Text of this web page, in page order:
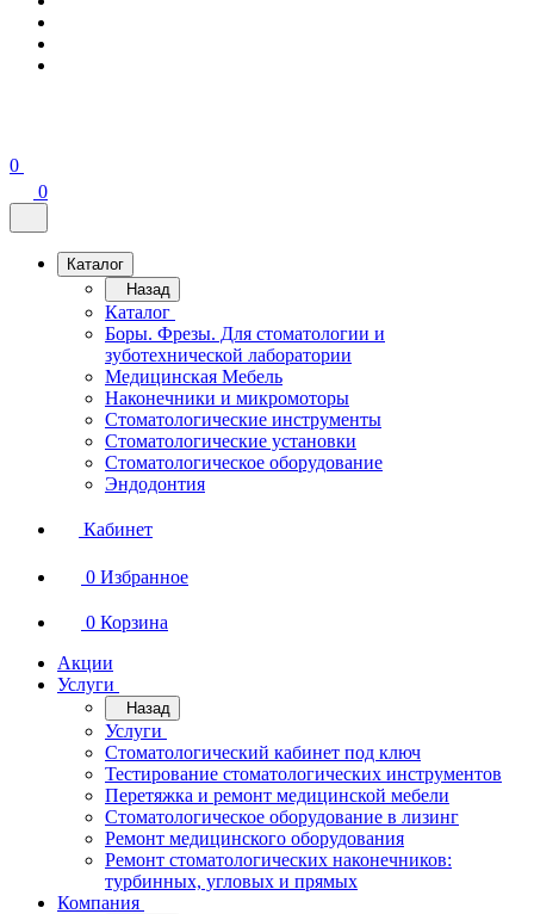
0
0
Каталог
Назад
Каталог
Боры. Фрезы. Для стоматологии и
зуботехнической лаборатории
Медицинская Мебель
Наконечники и микромоторы
Стоматологические инструменты
Стоматологические установки
Стоматологическое оборудование
Эндодонтия
Кабинет
0 Избранное
0 Корзина
Акции
Услуги
Назад
Услуги
Стоматологический кабинет под ключ
Тестирование стоматологических инструментов
Перетяжка и ремонт медицинской мебели
Стоматологическое оборудование в лизинг
Ремонт медицинского оборудования
Ремонт стоматологических наконечников:
турбинных, угловых и прямых
Компания